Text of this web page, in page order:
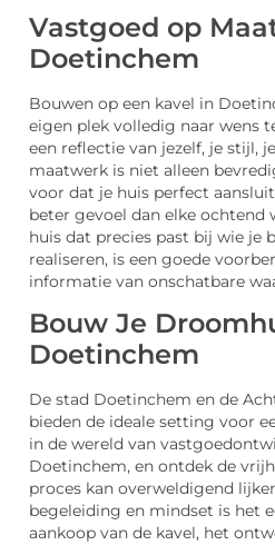
Vastgoed op
Doetinchem
Bouwen op een kavel in
eigen plek volledig naar wens
een reflectie van jezelf, je stijl,
maatwerk is niet alleen
voor dat je huis perfect
beter gevoel dan elke ochtend
huis dat precies past bij wie je
realiseren, is een goede
informatie van onschatbare
Bouw Je
Doetinchem
De stad Doetinchem en de
bieden de ideale setting voor
in de wereld van
Doetinchem, en ontdek de
proces kan overweldigend
begeleiding en mindset is het
aankoop van de kavel, het